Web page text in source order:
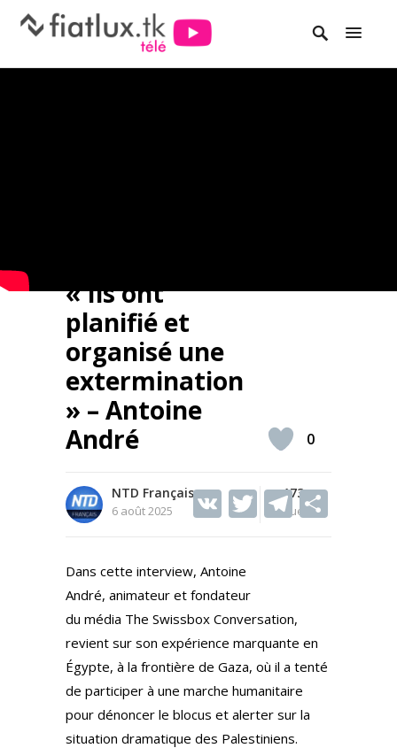
« Ils ont
planifié et
organisé une
extermination
» – Antoine
André
NTD Français
6 août 2025
173
Vues
V T T
a
m
0
Dans cette interview, Antoine
André, animateur et fondateur
du média The Swissbox Conversation,
revient sur son expérience marquante en
Égypte, à la frontière de Gaza, où il a tenté
de participer à une marche humanitaire
pour dénoncer le blocus et alerter sur la
situation dramatique des Palestiniens.